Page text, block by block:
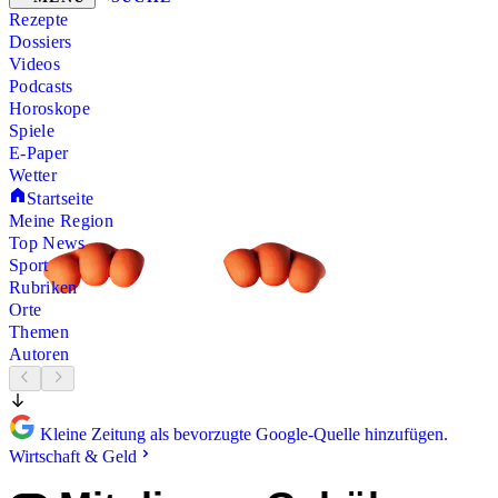
Rezepte
Dossiers
Videos
Podcasts
Horoskope
Spiele
E-Paper
Wetter
Startseite
Meine Region
Top News
Sport
Rubriken
Orte
Themen
Autoren
Kleine Zeitung als bevorzugte Google-Quelle hinzufügen.
Wirtschaft & Geld